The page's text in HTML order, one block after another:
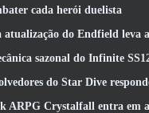
cada herói duelista
do Endfield leva a
sazonal do Infinite SS12 Lunaria é uma das
Star Dive respondem às perguntas dos jogadores em
Crystalfall entra em acesso antecipado, Mas